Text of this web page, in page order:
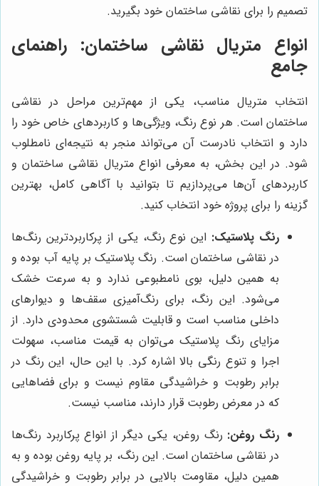
تصمیم را برای نقاشی ساختمان خود بگیرید.
انواع متریال نقاشی ساختمان: راهنمای
جامع
انتخاب متریال مناسب، یکی از مهم‌ترین مراحل در نقاشی
ساختمان است. هر نوع رنگ، ویژگی‌ها و کاربردهای خاص خود را
دارد و انتخاب نادرست آن می‌تواند منجر به نتیجه‌ای نامطلوب
شود. در این بخش، به معرفی انواع متریال نقاشی ساختمان و
کاربردهای آن‌ها می‌پردازیم تا بتوانید با آگاهی کامل، بهترین
گزینه را برای پروژه خود انتخاب کنید.
رنگ پلاستیک: این نوع رنگ، یکی از پرکاربردترین رنگ‌ها
در نقاشی ساختمان است. رنگ پلاستیک بر پایه آب بوده و
به همین دلیل، بوی نامطبوعی ندارد و به سرعت خشک
می‌شود. این رنگ، برای رنگ‌آمیزی سقف‌ها و دیوارهای
داخلی مناسب است و قابلیت شستشوی محدودی دارد. از
مزایای رنگ پلاستیک می‌توان به قیمت مناسب، سهولت
اجرا و تنوع رنگی بالا اشاره کرد. با این حال، این رنگ در
برابر رطوبت و خراشیدگی مقاوم نیست و برای فضاهایی
که در معرض رطوبت قرار دارند، مناسب نیست.
رنگ روغن: رنگ روغن، یکی دیگر از انواع پرکاربرد رنگ‌ها
در نقاشی ساختمان است. این رنگ، بر پایه روغن بوده و به
همین دلیل، مقاومت بالایی در برابر رطوبت و خراشیدگی